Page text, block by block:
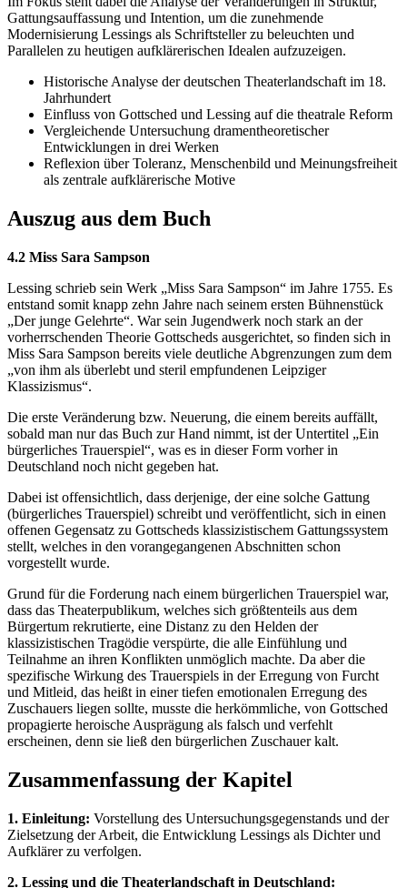
Gattungsauffassung und Intention, um die zunehmende
Modernisierung Lessings als Schriftsteller zu beleuchten und
Parallelen zu heutigen aufklärerischen Idealen aufzuzeigen.
Historische Analyse der deutschen Theaterlandschaft im 18.
Jahrhundert
Einfluss von Gottsched und Lessing auf die theatrale Reform
Vergleichende Untersuchung dramentheoretischer
Entwicklungen in drei Werken
Reflexion über Toleranz, Menschenbild und Meinungsfreiheit
als zentrale aufklärerische Motive
Auszug aus dem Buch
4.2 Miss Sara Sampson
Lessing schrieb sein Werk „Miss Sara Sampson“ im Jahre 1755. Es
entstand somit knapp zehn Jahre nach seinem ersten Bühnenstück
„Der junge Gelehrte“. War sein Jugendwerk noch stark an der
vorherrschenden Theorie Gottscheds ausgerichtet, so finden sich in
Miss Sara Sampson bereits viele deutliche Abgrenzungen zum dem
„von ihm als überlebt und steril empfundenen Leipziger
Klassizismus“.
Die erste Veränderung bzw. Neuerung, die einem bereits auffällt,
sobald man nur das Buch zur Hand nimmt, ist der Untertitel „Ein
bürgerliches Trauerspiel“, was es in dieser Form vorher in
Deutschland noch nicht gegeben hat.
Dabei ist offensichtlich, dass derjenige, der eine solche Gattung
(bürgerliches Trauerspiel) schreibt und veröffentlicht, sich in einen
offenen Gegensatz zu Gottscheds klassizistischem Gattungssystem
stellt, welches in den vorangegangenen Abschnitten schon
vorgestellt wurde.
Grund für die Forderung nach einem bürgerlichen Trauerspiel war,
dass das Theaterpublikum, welches sich größtenteils aus dem
Bürgertum rekrutierte, eine Distanz zu den Helden der
klassizistischen Tragödie verspürte, die alle Einfühlung und
Teilnahme an ihren Konflikten unmöglich machte. Da aber die
spezifische Wirkung des Trauerspiels in der Erregung von Furcht
und Mitleid, das heißt in einer tiefen emotionalen Erregung des
Zuschauers liegen sollte, musste die herkömmliche, von Gottsched
propagierte heroische Ausprägung als falsch und verfehlt
erscheinen, denn sie ließ den bürgerlichen Zuschauer kalt.
Zusammenfassung der Kapitel
1. Einleitung: Vorstellung des Untersuchungsgegenstands und der
Zielsetzung der Arbeit, die Entwicklung Lessings als Dichter und
Aufklärer zu verfolgen.
2. Lessing und die Theaterlandschaft in Deutschland: